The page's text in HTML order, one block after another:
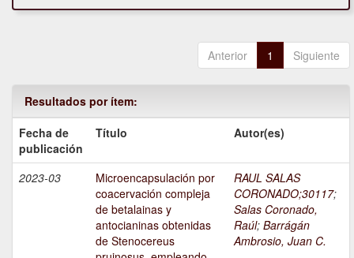
Anterior 1 Siguiente
Resultados por ítem:
Fecha de
publicación
Título Autor(es)
2023-03
Microencapsulación por
coacervación compleja
de betalainas y
antocianinas obtenidas
de Stenocereus
RAUL SALAS
CORONADO;30117;
Salas Coronado,
Raúl; Barrágán
Ambrosio, Juan C.